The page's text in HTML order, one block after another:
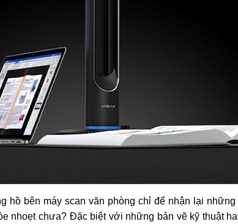
hồ bên máy scan văn phòng chỉ để nhận lại
nhoẹt chưa? Đặc biệt với những bản vẽ kỹ thuật